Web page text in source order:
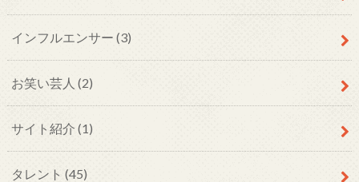
インフルエンサー (3)
お笑い芸人 (2)
サイト紹介 (1)
タレント (45)